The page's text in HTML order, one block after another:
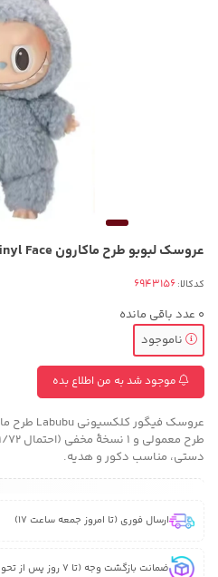
عروسک لبوبو طرح ماکارون Pop Mart Vinyl Face
کدکالا:
0 عدد باقی مانده
ناموجود
موجود شد به من اطلاع بده
دستی، مناسب دکور و هدیه.
ارسال فوری (تا امروز جمعه ساعت 17)
ضمانت بازگشت وجه (تا 7 روز پس از تحویل)